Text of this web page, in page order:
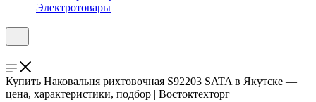
Электротовары
Купить Наковальня рихтовочная S92203 SATA в Якутске —
цена, характеристики, подбор | Востоктехторг